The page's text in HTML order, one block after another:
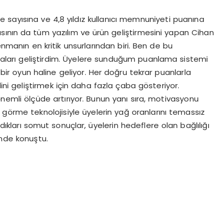
ve 4,8 yıldız kullanıcı memnuniyeti puanına
da tüm yazılım ve ürün geliştirmesini yapan Cihan
en kritik unsurlarından biri. Ben de bu
geliştirdim. Üyelere sunduğum puanlama sistemi
oyun haline geliyor. Her doğru tekrar puanlarla
geliştirmek için daha fazla çaba gösteriyor.
ölçüde artırıyor. Bunun yanı sıra, motivasyonu
teknolojisiyle üyelerin yağ oranlarını temassız
somut sonuçlar, üyelerin hedeflere olan bağlılığı
konuştu.